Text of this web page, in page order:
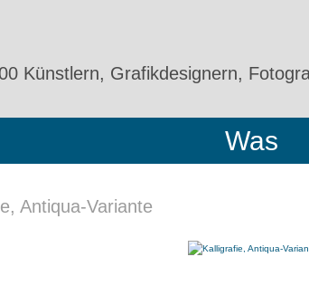
Künstlern, Grafikdesignern,
Was
Antiqua-Variante